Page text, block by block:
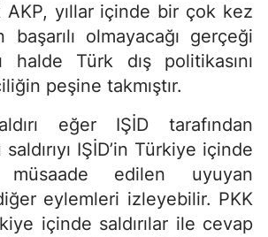
AKP, yıllar içinde bir çok kez
başarılı olmayacağı gerçeği
halde Türk dış politikasını
peşine takmıştır.
eğer IŞİD tarafından
saldırıyı IŞİD’in Türkiye içinde
müsaade edilen uyuyan
eylemleri izleyebilir. PKK
içinde saldırılar ile cevap